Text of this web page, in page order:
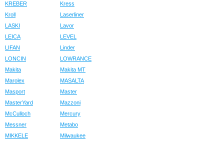
KREBER
Kress
Kroll
Laserliner
LASKI
Lavor
LEICA
LEVEL
LIFAN
Linder
LONCIN
LOWRANCE
Makita
Makita MT
Marolex
MASALTA
Masport
Master
MasterYard
Mazzoni
McCulloch
Mercury
Messner
Metabo
MIKKELE
Milwaukee